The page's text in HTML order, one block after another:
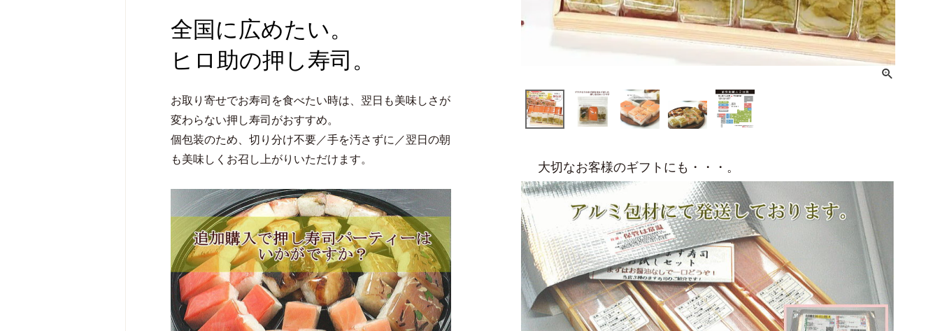
大切なお客様のギフトにも・・・。
全国に広めたい。
ヒロ助の押し寿司。
お取り寄せでお寿司を食べたい時は、翌日も美味しさが
変わらない押し寿司がおすすめ。
個包装のため、切り分け不要／手を汚さずに／翌日の朝
も美味しくお召し上がりいただけます。